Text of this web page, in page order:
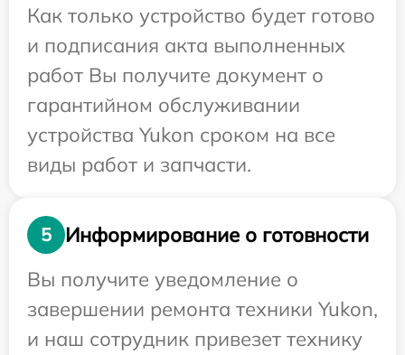
Как только устройство будет готово
и подписания акта выполненных
работ Вы получите документ о
гарантийном обслуживании
устройства Yukon сроком на все
виды работ и запчасти.
5
Информирование о готовности
Вы получите уведомление о
завершении ремонта техники Yukon,
и наш сотрудник привезет технику